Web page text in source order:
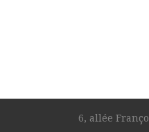
6, allée